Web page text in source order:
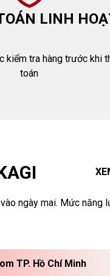
LINH
kiểm tra hàng trước khi
toán
ngày mai. Mức năng
TP. Hồ Chí Minh